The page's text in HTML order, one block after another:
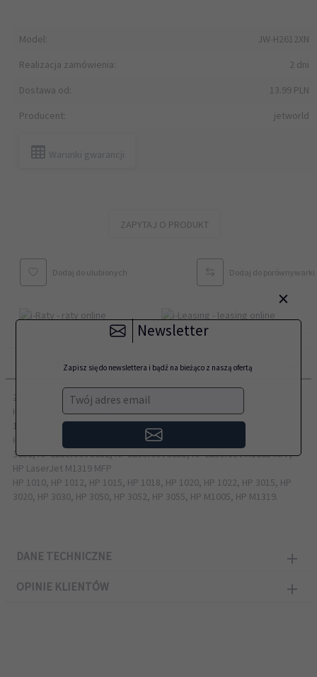
Model:
JW-H2612XN
Realizacja zamówienia:
2 dni
Dostawa od:
13.99 PLN
Producent:
jetworld
Warunki gwarancji
ZAPYTAJ O PRODUKT
Dodaj do ulubionych Dodaj do porównywarki
OPIS PRODUKTU
Zamiennik HP przeznaczony do modeli:
HP LaserJet 1010, HP LaserJet 1012, HP LaserJet 1015, HP LaserJet
1018, HP LaserJet 1020, HP LaserJet 1022
HP LaserJet 3015, HP LaserJet 3020, HP LaserJet 3030, HP LaserJet
3050, HP LaserJet 3052, HP LaserJet 3055, HP LaserJet M1005 MFP,
HP LaserJet M1319 MFP
HP 1010, HP 1012, HP 1015, HP 1018, HP 1020, HP 1022, HP 3015, HP
3020, HP 3030, HP 3050, HP 3052, HP 3055, HP M1005, HP M1319.
DANE TECHNICZNE
OPINIE KLIENTÓW
×
Newsletter
Zapisz się do newslettera i bądź na bieżąco z naszą ofertą
Twój adres email